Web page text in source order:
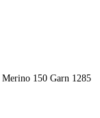
150 Garn 1285